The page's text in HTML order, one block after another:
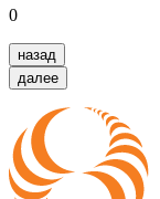
0
назад
далее